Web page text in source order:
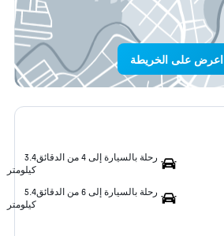
اعرض على الخريطة
رحلة بالسيارة إلى 4 من الدقائق
3.4
كيلومتر
رحلة بالسيارة إلى 6 من الدقائق
5.4
كيلومتر